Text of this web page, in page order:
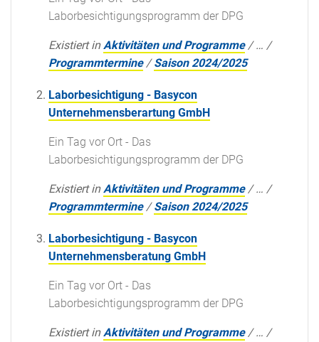
Laborbesichtigungsprogramm der DPG
Existiert in Aktivitäten und Programme /… /
Programmtermine /Saison 2024/2025
Laborbesichtigung - Basycon
Unternehmensberartung GmbH
Ein Tag vor Ort - Das
Laborbesichtigungsprogramm der DPG
Existiert in Aktivitäten und Programme /… /
Programmtermine /Saison 2024/2025
Laborbesichtigung - Basycon
Unternehmensberatung GmbH
Ein Tag vor Ort - Das
Laborbesichtigungsprogramm der DPG
Existiert in Aktivitäten und Programme /… /